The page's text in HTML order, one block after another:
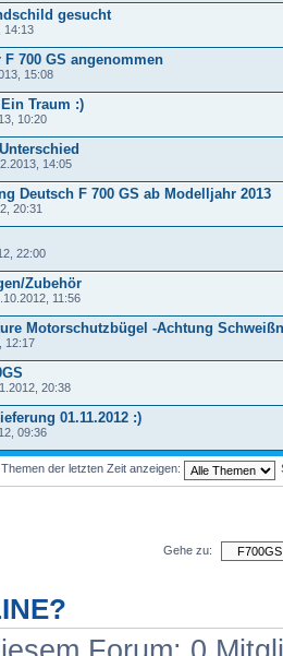
gesucht
14:13
700 GS angenommen
15:08
Traum :)
10:20
14:05
Deutsch F 700 GS ab Modelljahr 2013
20:31
22:00
Zubehör
11:56
Motorschutzbügel -Achtung
12:17
20:38
01.11.2012 :)
09:36
Themen der letzten Zeit anzeigen:
Gehe zu: